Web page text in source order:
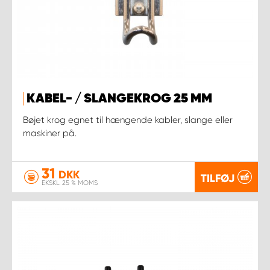
KABEL- / SLANGEKROG 25 MM
Bøjet krog egnet til hængende kabler, slange eller
maskiner på.
31 DKK
EKSKL. 25 % MOMS TILFØJ